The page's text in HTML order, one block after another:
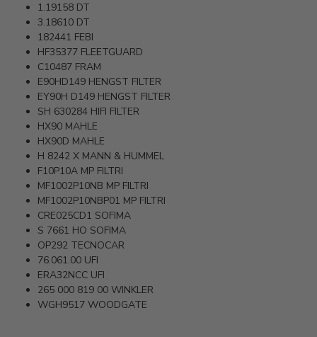
1.19158 DT
3.18610 DT
182441 FEBI
HF35377 FLEETGUARD
C10487 FRAM
E90HD149 HENGST FILTER
EY90H D149 HENGST FILTER
SH 630284 HIFI FILTER
HX90 MAHLE
HX90D MAHLE
H 8242 X MANN & HUMMEL
F10P10A MP FILTRI
MF1002P10NB MP FILTRI
MF1002P10NBP01 MP FILTRI
CRE025CD1 SOFIMA
S 7661 HO SOFIMA
OP292 TECNOCAR
76.061.00 UFI
ERA32NCC UFI
265 000 819 00 WINKLER
WGH9517 WOODGATE